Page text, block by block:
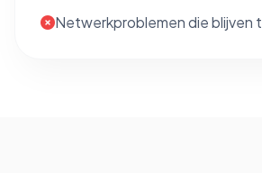
Netwerkproblemen die blijven